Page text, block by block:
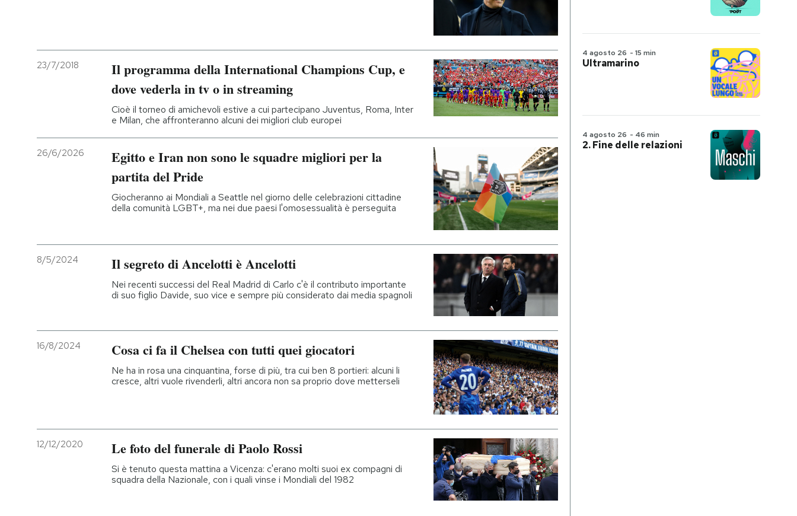
23/7/2018
Il programma della International Champions Cup, e
dove vederla in tv o in streaming
Cioè il torneo di amichevoli estive a cui partecipano Juventus, Roma, Inter
e Milan, che affronteranno alcuni dei migliori club europei
26/6/2026
Egitto e Iran non sono le squadre migliori per la
partita del Pride
Giocheranno ai Mondiali a Seattle nel giorno delle celebrazioni cittadine
della comunità LGBT+, ma nei due paesi l'omosessualità è perseguita
8/5/2024 Il segreto di Ancelotti è Ancelotti
Nei recenti successi del Real Madrid di Carlo c'è il contributo importante
di suo figlio Davide, suo vice e sempre più considerato dai media spagnoli
16/8/2024 Cosa ci fa il Chelsea con tutti quei giocatori
Ne ha in rosa una cinquantina, forse di più, tra cui ben 8 portieri: alcuni li
cresce, altri vuole rivenderli, altri ancora non sa proprio dove metterseli
12/12/2020 Le foto del funerale di Paolo Rossi
Si è tenuto questa mattina a Vicenza: c'erano molti suoi ex compagni di
squadra della Nazionale, con i quali vinse i Mondiali del 1982
4 agosto 26 - 15 min
Ultramarino
4 agosto 26 - 46 min
2. Fine delle relazioni